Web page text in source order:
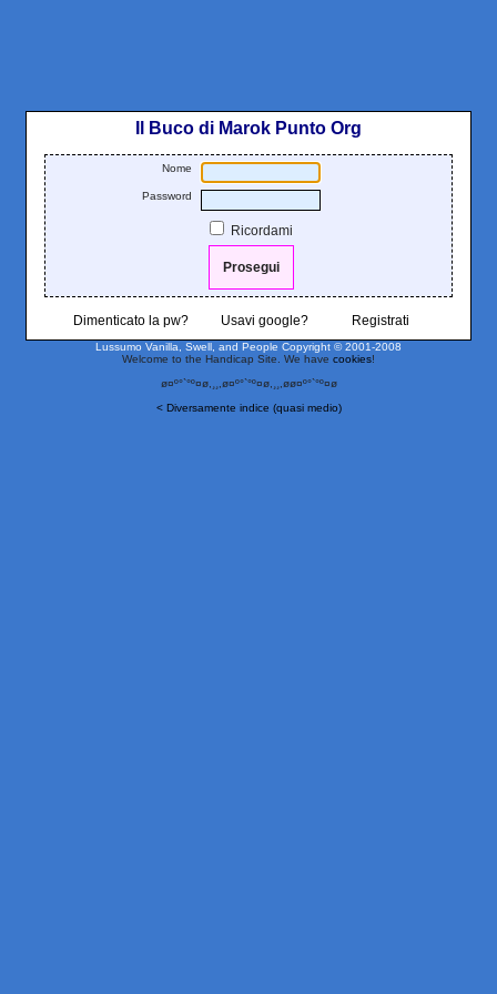
Il Buco di Marok Punto Org
Nome
Password
Ricordami
Dimenticato la pw? Usavi google? Registrati
Lussumo Vanilla, Swell, and People Copyright © 2001-2008
Welcome to the Handicap Site. We have cookies!
ø¤º°`°º¤ø,¸¸,ø¤º°`°º¤ø,¸¸,øø¤º°`°º¤ø
< Diversamente indice (quasi medio)